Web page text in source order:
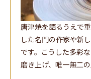
唐津焼を語るうえで
した名門の作家や新
です。こうした多彩
磨き上げ、唯一無二